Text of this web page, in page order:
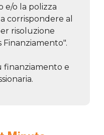
e/o la polizza
corrispondere al
risoluzione
finanziamento e